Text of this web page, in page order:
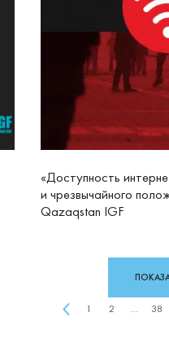
«Доступность
и чрезвычайного
Qazaqstan IGF
1 2 ... 38